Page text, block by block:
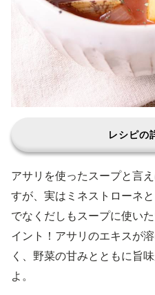
レシピの
アサリを使ったスープと言
すが、実はミネストローネ
でなくだしもスープに使い
イント！アサリのエキスが
く、野菜の甘みとともに旨
よ。